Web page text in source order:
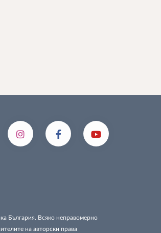
България. Всяко неправомерно
на авторски права